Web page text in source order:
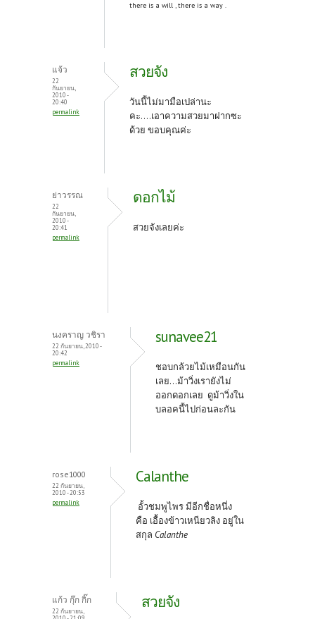
there is a will , there is a way .
แจ้ว
22
กันยายน,
2010 -
20:40
permalink
สวยจัง
วันนี้ไม่มามือเปล่านะ
คะ....เอาความสวยมาฝากซะ
ด้วย ขอบคุณค่ะ
ย่าวรรณ
22
กันยายน,
2010 -
20:41
permalink
ดอกไม้
สวยจังเลยค่ะ
นงคราญ วชิรา
22 กันยายน, 2010 -
20:42
permalink
sunavee21
ชอบกล้วยไม้เหมือนกัน
เลย...ม้าวิ่งเรายังไม่
ออกดอกเลย ดูม้าวิ่งใน
บลอคนี้ไปก่อนละกัน
rose1000
22 กันยายน,
2010 - 20:53
permalink
Calanthe
อั้วชมพูไพร มีอีกชื่อหนึ่ง
คือ เอื้องข้าวเหนียวลิง อยู่ใน
สกุล Calanthe
แก้ว กุ๊ก กิ๊ก
22 กันยายน,
สวยจัง